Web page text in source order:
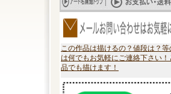
この作品は描けるの？値段は？等
は何でもお気軽にご連絡下さい！
品でも描けます！